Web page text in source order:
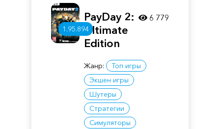
1.95.894
PayDay 2:
Ultimate
Edition
Жанр:
Топ игры
Экшен игры
Шутеры
Стратегии
Симуляторы
6 779